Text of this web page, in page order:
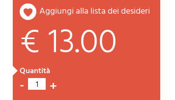
aggiungi alla lista dei desideri
€ 13.00
quantità
- 1 +